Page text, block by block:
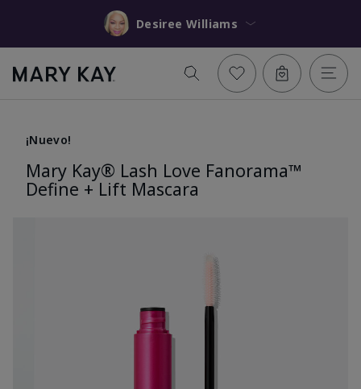
Desiree Williams
¡Nuevo!
Mary Kay® Lash Love Fanorama™
Define + Lift Mascara